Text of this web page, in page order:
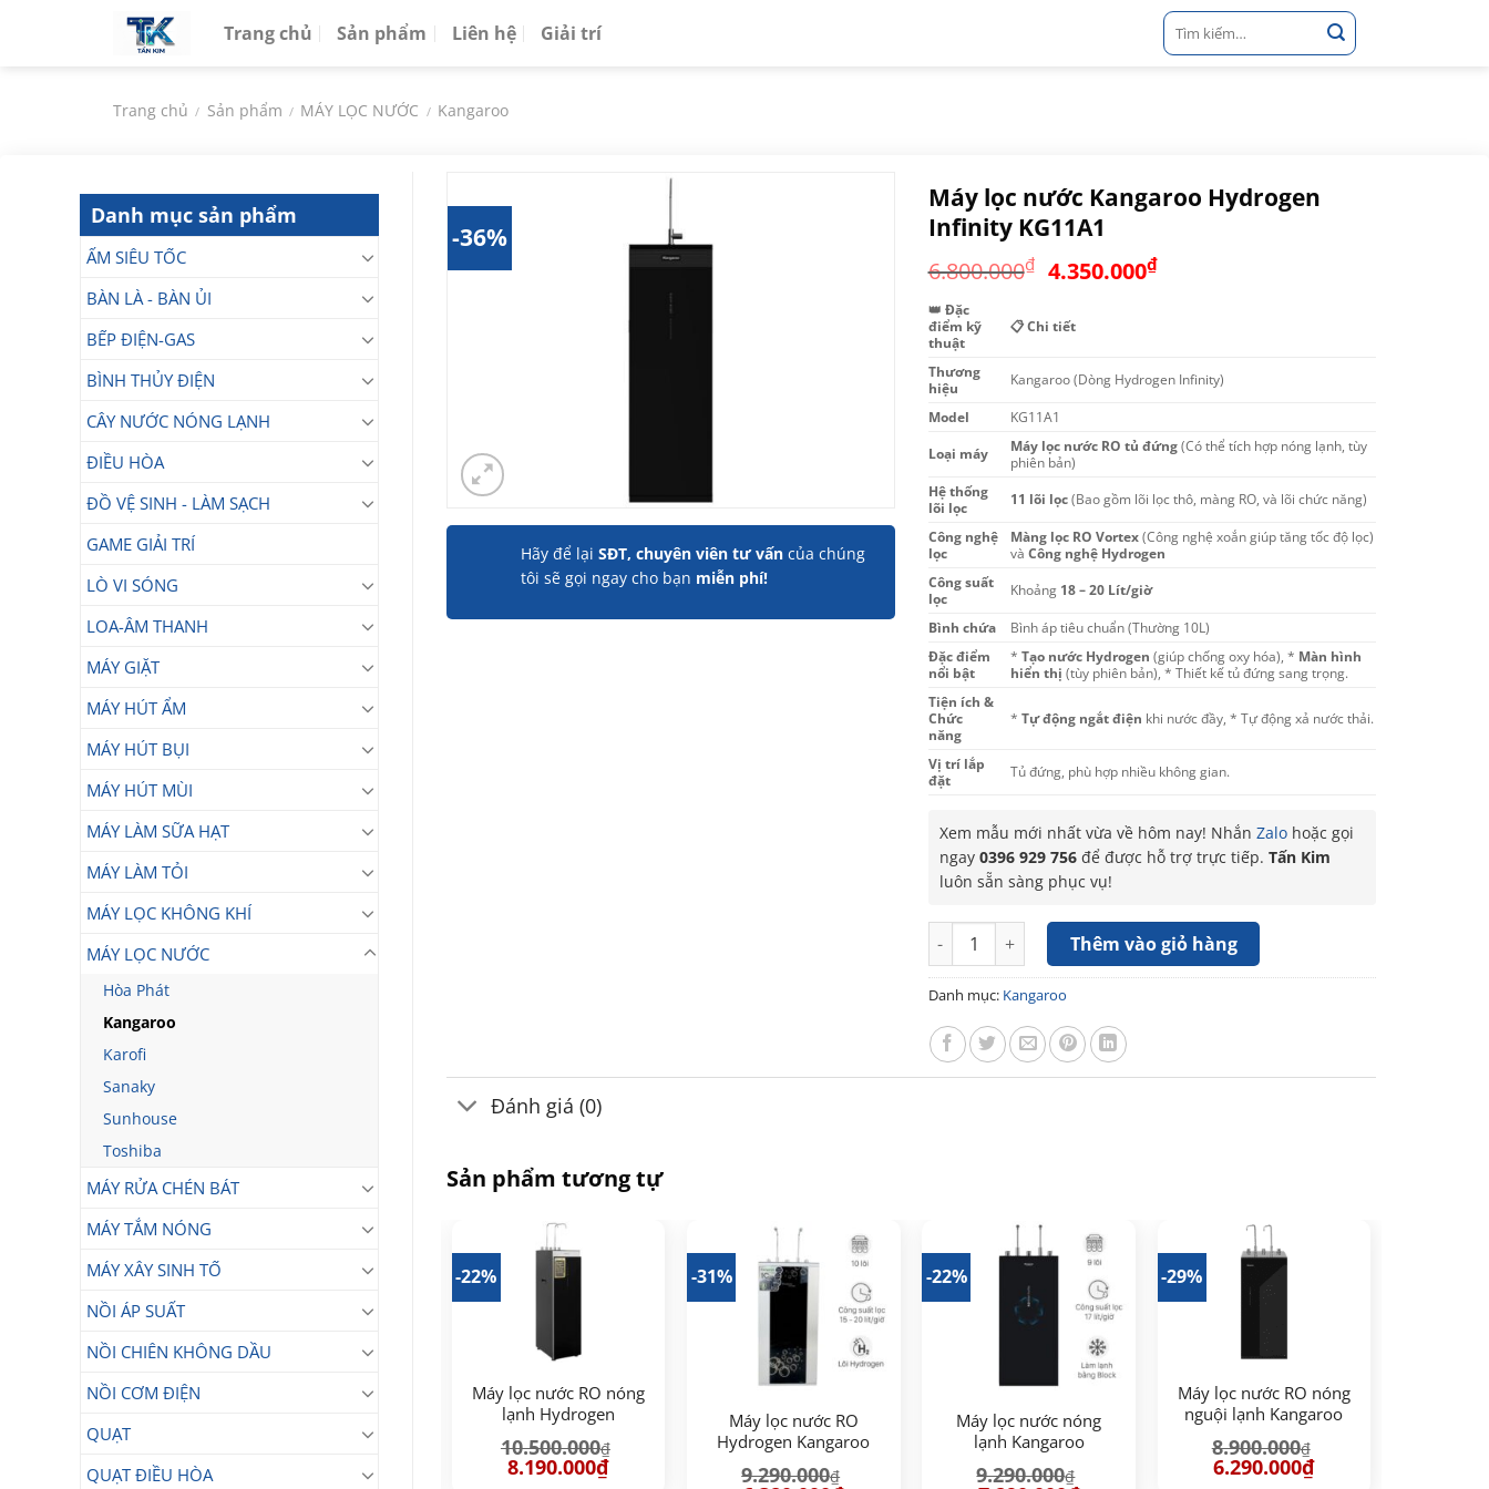
Trang chủ Sản phẩm Liên hệ Giải trí
Tìm
kiếm:
Trang chủ / Sản phẩm / MÁY LỌC NƯỚC / Kangaroo
Danh mục sản phẩm
ẤM SIÊU TỐC
BÀN LÀ - BÀN ỦI
BẾP ĐIỆN-GAS
BÌNH THỦY ĐIỆN
CÂY NƯỚC NÓNG LẠNH
ĐIỀU HÒA
ĐỒ VỆ SINH - LÀM SẠCH
GAME GIẢI TRÍ
LÒ VI SÓNG
LOA-ÂM THANH
MÁY GIẶT
MÁY HÚT ẨM
MÁY HÚT BỤI
MÁY HÚT MÙI
MÁY LÀM SỮA HẠT
MÁY LÀM TỎI
MÁY LỌC KHÔNG KHÍ
MÁY LỌC NƯỚC
Hòa Phát
Kangaroo
Karofi
Sanaky
Sunhouse
Toshiba
MÁY RỬA CHÉN BÁT
MÁY TẮM NÓNG
MÁY XÂY SINH TỐ
NỒI ÁP SUẤT
NỒI CHIÊN KHÔNG DẦU
NỒI CƠM ĐIỆN
QUẠT
QUẠT ĐIỀU HÒA
-36%
Hãy để lại SĐT, chuyên viên tư vấn của chúng
tôi sẽ gọi ngay cho bạn miễn phí!
Máy lọc nước Kangaroo Hydrogen
Infinity KG11A1
6.800.000₫ Giá
là:
4.350.000₫Giá
4.350.000₫.
👑 Đặc
điểm kỹ
thuật
📋 Chi tiết
Thương
hiệu
Kangaroo (Dòng Hydrogen Infinity)
Model KG11A1
Loại máy Máy lọc nước RO tủ đứng(Có thể tích hợp nóng lạnh, tùy
phiên bản)
Hệ thống
lõi lọc
11 lõi lọc(Bao gồm lõi lọc thô, màng RO, và lõi chức năng)
Công nghệ
lọc
Màng lọc RO Vortex(Công nghệ xoắn giúp tăng tốc độ lọc)
vàCông nghệ Hydrogen
Công suất
lọc
Khoảng 18 – 20 Lít/giờ
Bình chứa
Bình áp tiêu chuẩn (Thường 10L)
Đặc điểm
nổi bật
*Tạo nước Hydrogen (giúp chống oxy hóa), * Màn hình
hiển thị (tùy phiên bản), * Thiết kế tủ đứng sang trọng.
Tiện ích &
Chức
năng
*Tự động ngắt điện khi nước đầy, * Tự động xả nước thải.
Vị trí lắp
đặt
Tủ đứng, phù hợp nhiều không gian.
Xem mẫu mới nhất vừa về hôm nay! Nhắn Zalohoặc gọi
ngay 0396 929 756để được hỗ trợ trực tiếp. Tấn Kim
luôn sẵn sàng phục vụ!
Máy lọc nước Kangaroo Hydrogen Infinity KG11A1 số lượng
Thêm vào giỏ hàng
Danh mục: Kangaroo
Đánh giá (0)
Sản phẩm tương tự
-22%
Máy lọc nước RO nóng
lạnh Hydrogen
lõi
10.500.000₫
Giá
gốc
8.190.000₫Giá
-31%
Máy lọc nước RO
Hydrogen Kangaroo
9.290.000₫
-22%
Máy lọc nước nóng
lạnh Kangaroo
9.290.000₫
-29%
Máy lọc nước RO nóng
nguội lạnh Kangaroo
8.900.000₫
Giá
gốc
6.290.000₫Giá
nguội lạnh Kangaroo
12.590.000₫
lạnh Hydrogen
Giá